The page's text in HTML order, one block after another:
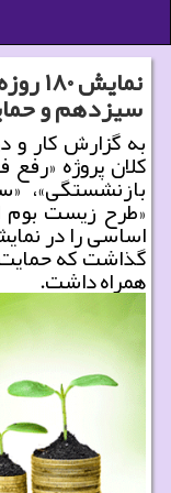
سیزدهم و
به گزارش کار و
کلان پروژه
بازنشستگی»،
گذاشت که حمایت
همراه داشت.